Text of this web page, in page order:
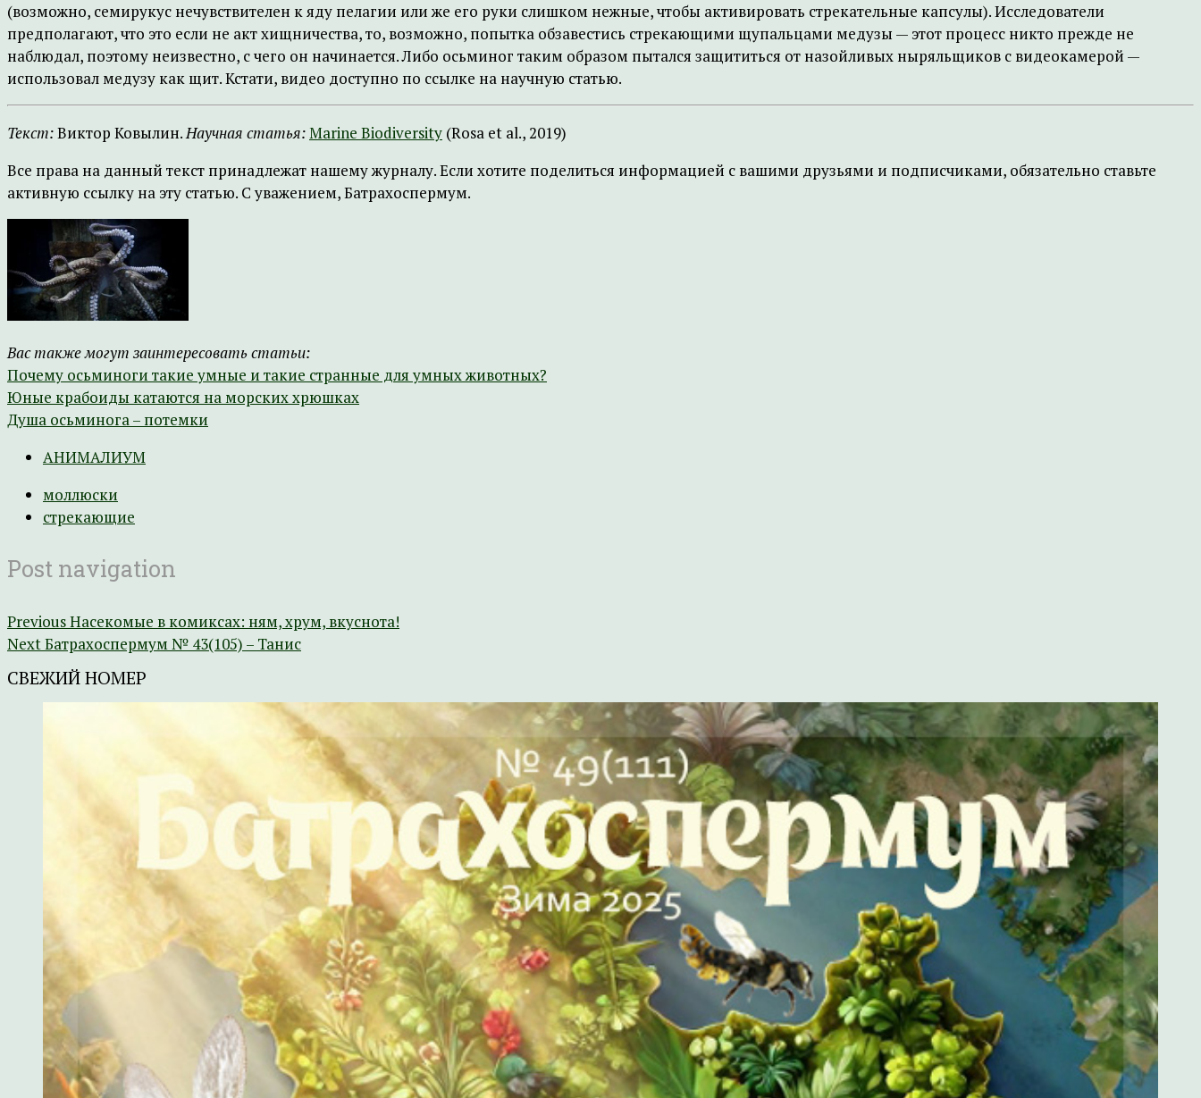
(возможно, семирукус нечувствителен к яду пелагии или же его руки слишком нежные, чтобы активировать стрекательные капсулы). Исследователи
предполагают, что это если не акт хищничества, то, возможно, попытка обзавестись стрекающими щупальцами медузы — этот процесс никто прежде не
наблюдал, поэтому неизвестно, с чего он начинается. Либо осьминог таким образом пытался защититься от назойливых ныряльщиков с видеокамерой —
использовал медузу как щит. Кстати, видео доступно по ссылке на научную статью.
Текст:Виктор Ковылин.Научная статья:Marine Biodiversity (Rosa et al., 2019)
Все права на данный текст принадлежат нашему журналу. Если хотите поделиться информацией с вашими друзьями и подписчиками, обязательно ставьте
активную ссылку на эту статью. С уважением, Батрахоспермум.
Вас также могут заинтересовать статьи:
Почему осьминоги такие умные и такие странные для умных животных?
Юные крабоиды катаются на морских хрюшках
Душа осьминога – потемки
АНИМАЛИУМ
моллюски
стрекающие
Post navigation
PreviousНасекомые в комиксах: ням, хрум, вкуснота!
NextБатрахоспермум № 43(105) – Танис
СВЕЖИЙ НОМЕР